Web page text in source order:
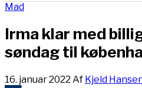
Mad
Irma klar med
søndag til
16. januar 2022 Af Kjeld